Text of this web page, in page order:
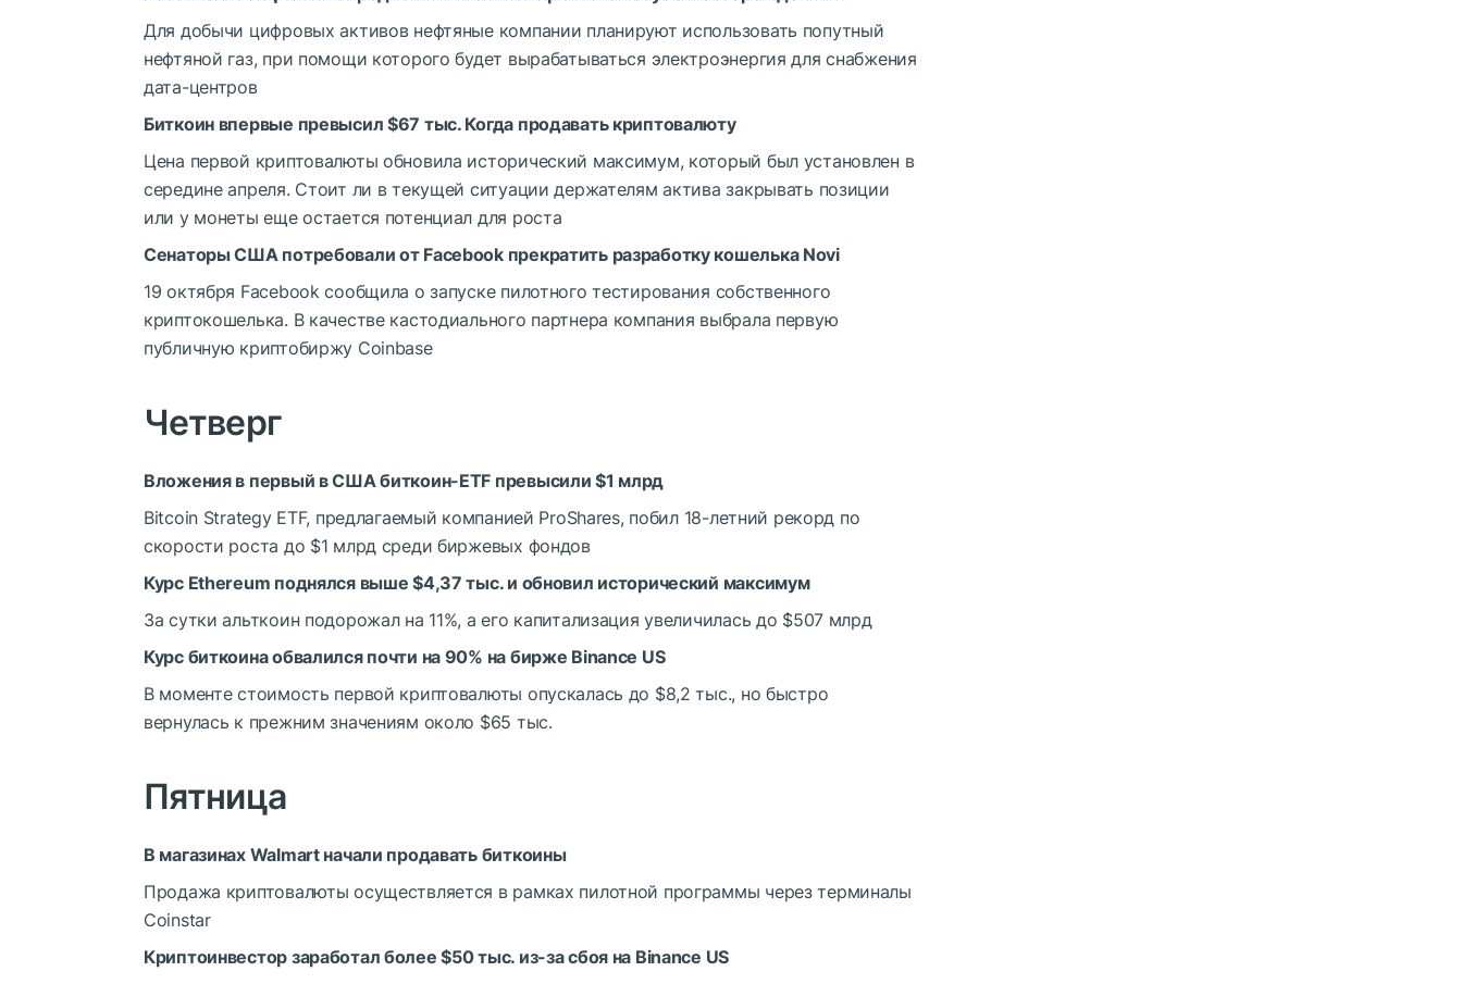
Для добычи цифровых активов нефтяные компании планируют использовать попутный
нефтяной газ, при помощи которого будет вырабатываться электроэнергия для снабжения
дата-центров
Биткоин впервые превысил $67 тыс. Когда продавать криптовалюту
Цена первой криптовалюты обновила исторический максимум, который был установлен в
середине апреля. Стоит ли в текущей ситуации держателям актива закрывать позиции
или у монеты еще остается потенциал для роста
Сенаторы США потребовали от Facebook прекратить разработку кошелька Novi
19 октября Facebook сообщила о запуске пилотного тестирования собственного
криптокошелька. В качестве кастодиального партнера компания выбрала первую
публичную криптобиржу Coinbase
Четверг
Вложения в первый в США биткоин-ETF превысили $1 млрд
Bitcoin Strategy ETF, предлагаемый компанией ProShares, побил 18-летний рекорд по
скорости роста до $1 млрд среди биржевых фондов
Курс Ethereum поднялся выше $4,37 тыс. и обновил исторический максимум
За сутки альткоин подорожал на 11%, а его капитализация увеличилась до $507 млрд
Курс биткоина обвалился почти на 90% на бирже Binance US
В моменте стоимость первой криптовалюты опускалась до $8,2 тыс., но быстро
вернулась к прежним значениям около $65 тыс.
Пятница
В магазинах Walmart начали продавать биткоины
Продажа криптовалюты осуществляется в рамках пилотной программы через терминалы
Coinstar
Криптоинвестор заработал более $50 тыс. из-за сбоя на Binance US